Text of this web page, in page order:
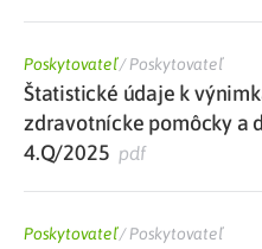
Poskytovateľ/Poskytovateľ
Štatistické údaje k
zdravotnícke pomôcky a
4.Q/2025 pdf
Poskytovateľ/Poskytovateľ